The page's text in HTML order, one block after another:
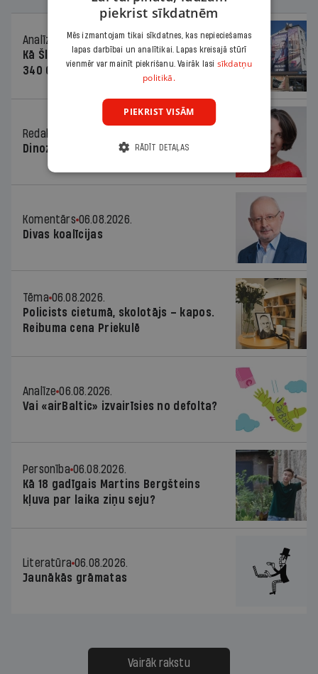
Analīze
06.08.2026.
Kā Šlesera partija palika nesodīta par
340 000 vērtu reklāmas kampaņu
Redaktores sleja
Dinozaura triks
Komentārs 06.08.2026.
Divas koalīcijas
Tēma 06.08.2026.
Policists cietumā, skolotājs – kapos.
Reibuma cena Priekulē
Analīze 06.08.2026.
Vai «airBaltic» izvairīsies no defolta?
Personība 06.08.2026.
Kā 18 gadīgais Martins Bergšteins
kļuva par laika ziņu seju?
Literatūra 06.08.2026.
Jaunākās grāmatas
Vairāk rakstu
piekrist sīkdatnēm
Mēs izmantojam tikai sīkdatnes, kas nepieciešamas
lapas darbībai un analītikai. Lapas kreisajā stūrī
vienmēr var mainīt piekrišanu. Vairāk lasi sīkdatņu
politikā.
PIEKRIST VISĀM
RĀDĪT DETAĻAS